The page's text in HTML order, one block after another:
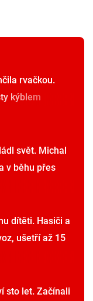
rvačkou.
kýblem
svět. Michal
v běhu přes
dítěti. Hasiči a
ušetří až 15
sto let. Začínali